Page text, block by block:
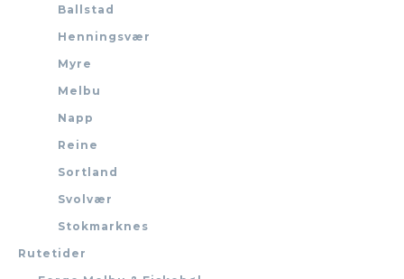
Ballstad
Henningsvær
Myre
Melbu
Napp
Reine
Sortland
Svolvær
Stokmarknes
Rutetider